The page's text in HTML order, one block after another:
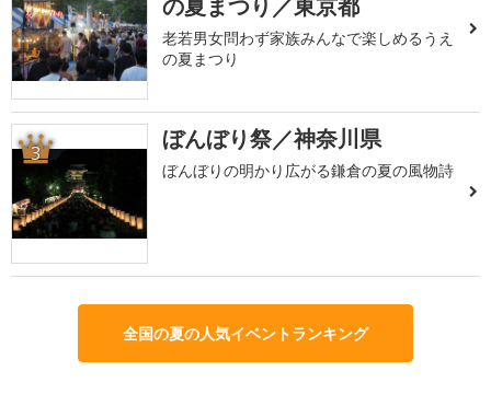
老若男女問わず家族みんなで楽しめるうえ
の夏まつり
3 ぼんぼり祭／神奈川県
ぼんぼりの明かり広がる鎌倉の夏の風物詩
全国の夏の人気イベントランキング